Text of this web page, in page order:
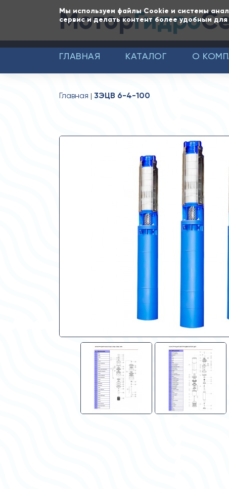
Мы используем файлы Cookie и системы
сервис и делать контент более удобным
МоторГидро
ГЛАВНАЯ КАТАЛОГ О
Главная 3ЭЦВ 6-4-100